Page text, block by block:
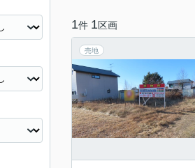
1件 1区画
売地